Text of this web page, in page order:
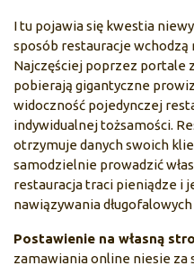
I tu pojawia się kwestia
sposób restauracje
Najczęściej poprzez portale
pobierają gigantyczne
widoczność pojedynczej
indywidualnej tożsamości.
otrzymuje danych swoich
samodzielnie prowadzić
restauracja traci pieniądze i
nawiązywania
Postawienie na własną
zamawiania online niesie za